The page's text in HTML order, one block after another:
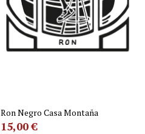
Ron Negro Casa Montaña
15,00€